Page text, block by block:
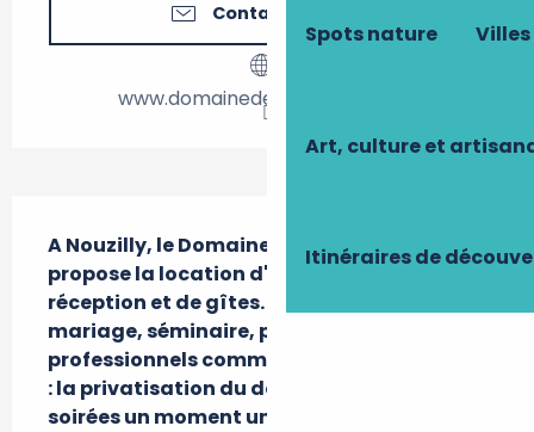
Spots nature
Art, culture et
Itinéraires de
Contactez-nous
www.domainedelagaliniere.com
A Nouzilly, le Domaine de la Galinière vous
propose la location d'une salle de
réception et de gîtes.  Conférence,
mariage, séminaire, pour les
professionnels comme pour les particuliers
: la privatisation du domaine fera de vos
soirées un moment unique.